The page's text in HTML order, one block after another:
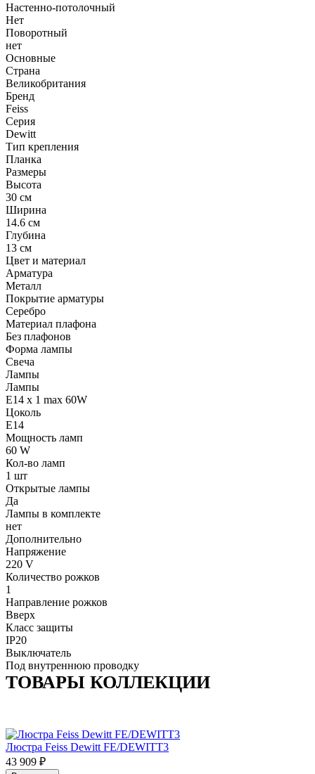
Настенно-потолочный
Нет
Поворотный
нет
Основные
Страна
Великобритания
Бренд
Feiss
Серия
Dewitt
Тип крепления
Планка
Размеры
Высота
30 см
Ширина
14.6 см
Глубина
13 см
Цвет и материал
Арматура
Металл
Покрытие арматуры
Серебро
Материал плафона
Без плафонов
Форма лампы
Свеча
Лампы
Лампы
E14 x 1 max 60W
Цоколь
E14
Мощность ламп
60 W
Кол-во ламп
1 шт
Открытые лампы
Да
Лампы в комплекте
нет
Дополнительно
Напряжение
220 V
Количество рожков
1
Направление рожков
Вверх
Класс защиты
IP20
Выключатель
Под внутреннюю проводку
ТОВАРЫ КОЛЛЕКЦИИ
Люстра Feiss Dewitt FE/DEWITT3
43 909 ₽